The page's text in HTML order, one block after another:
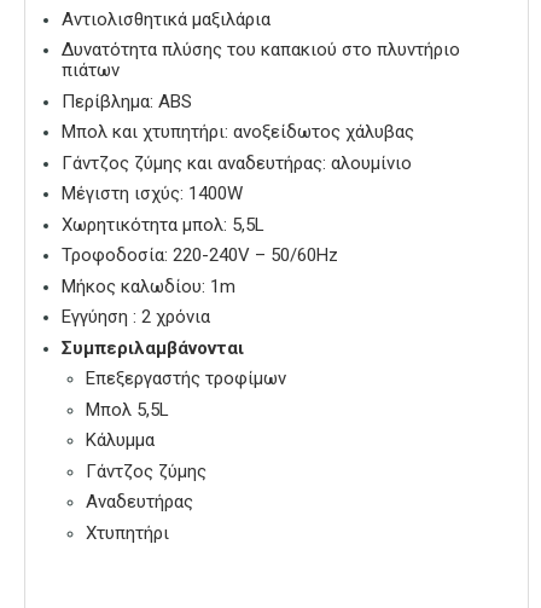
Αντιολισθητικά μαξιλάρια
Δυνατότητα πλύσης του καπακιού στο πλυντήριο
πιάτων
Περίβλημα: ABS
Μπολ και χτυπητήρι: ανοξείδωτος χάλυβας
Γάντζος ζύμης και αναδευτήρας: αλουμίνιο
Μέγιστη ισχύς: 1400W
Χωρητικότητα μπολ: 5,5L
Τροφοδοσία: 220-240V – 50/60Hz
Μήκος καλωδίου: 1m
Εγγύηση : 2 χρόνια
Συμπεριλαμβάνονται
Επεξεργαστής τροφίμων
Μπολ 5,5L
Κάλυμμα
Γάντζος ζύμης
Αναδευτήρας
Χτυπητήρι